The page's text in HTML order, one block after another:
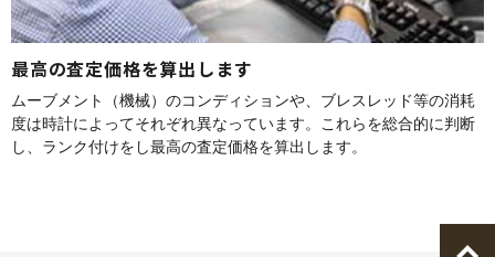
最高の査定価格を算出します
ムーブメント（機械）のコンディションや、ブレスレッド等の消耗
度は時計によってそれぞれ異なっています。これらを総合的に判断
し、ランク付けをし最高の査定価格を算出します。